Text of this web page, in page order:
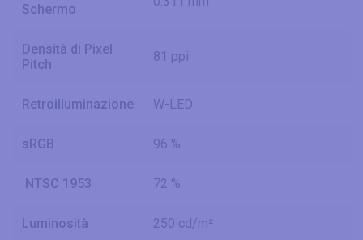
Schermo
Densità di Pixel
Pitch
81 ppi
Retroilluminazione W-LED
sRGB 96 %
NTSC 1953 72 %
Luminosità 250 cd/m²